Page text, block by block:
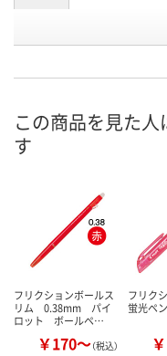
この商品を見た
す
フリクションボールス
リム 0.38mm パイ
ロット ボールペ…
￥170～（税込）
フリク
蛍光ペ